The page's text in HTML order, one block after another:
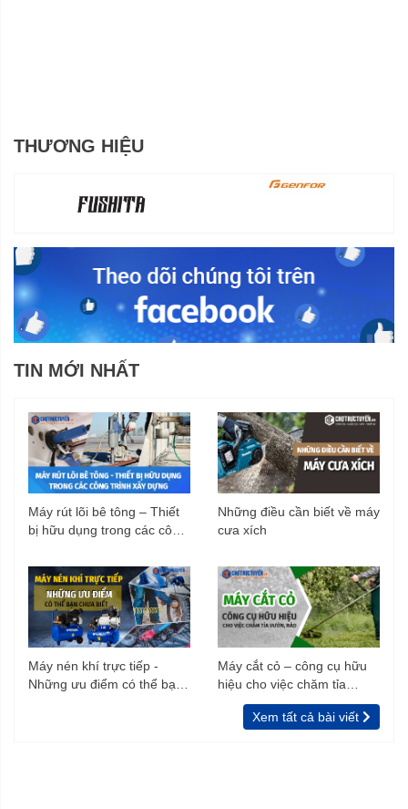
THƯƠNG HIỆU
TIN MỚI NHẤT
Máy rút lõi bê tông – Thiết
bị hữu dụng trong các công
Những điều cần biết về máy
cưa xích
Máy nén khí trực tiếp -
Những ưu điểm có thể bạn
Máy cắt cỏ – công cụ hữu
hiệu cho việc chăm tỉa
vườn, rào
Xem tất cả bài viết